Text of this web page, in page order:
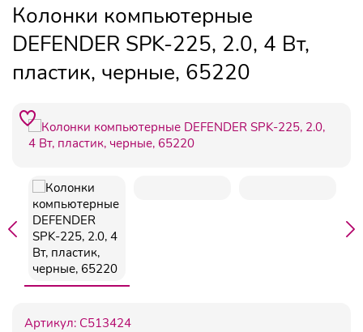
Колонки компьютерные
DEFENDER SPK-225, 2.0, 4 Вт,
пластик, черные, 65220
Артикул: C513424